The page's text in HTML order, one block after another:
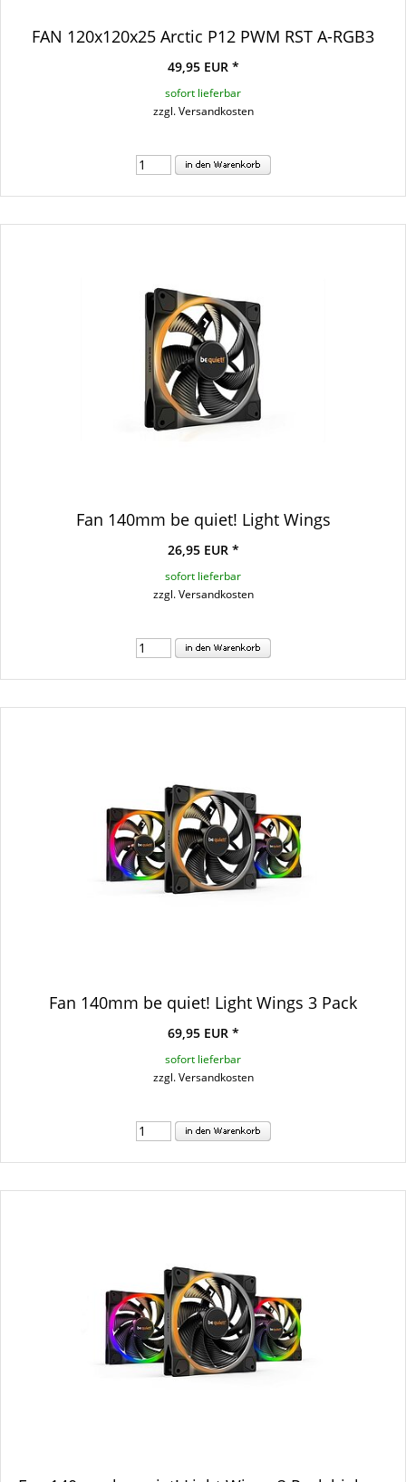
FAN 120x120x25 Arctic P12 PWM RST A-RGB3
49,95 EUR *
sofort lieferbar
zzgl. Versandkosten
Fan 140mm be quiet! Light Wings
26,95 EUR *
sofort lieferbar
zzgl. Versandkosten
Fan 140mm be quiet! Light Wings 3 Pack
69,95 EUR *
sofort lieferbar
zzgl. Versandkosten